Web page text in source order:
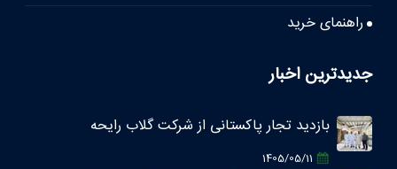
راهنمای خرید
جدیدترین اخبار
بازدید تجار پاکستانی از شرکت گلاب رایحه
1405/05/11